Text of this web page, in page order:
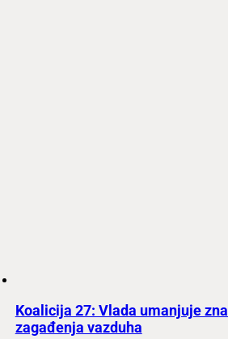
Koalicija 27: Vlada umanjuje
zagađenja vazduha